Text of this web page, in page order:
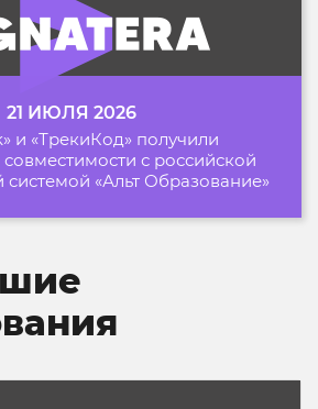
21 ИЮЛЯ 2026
и «ТрекиКод» получили
с российской
«Альт Образование»